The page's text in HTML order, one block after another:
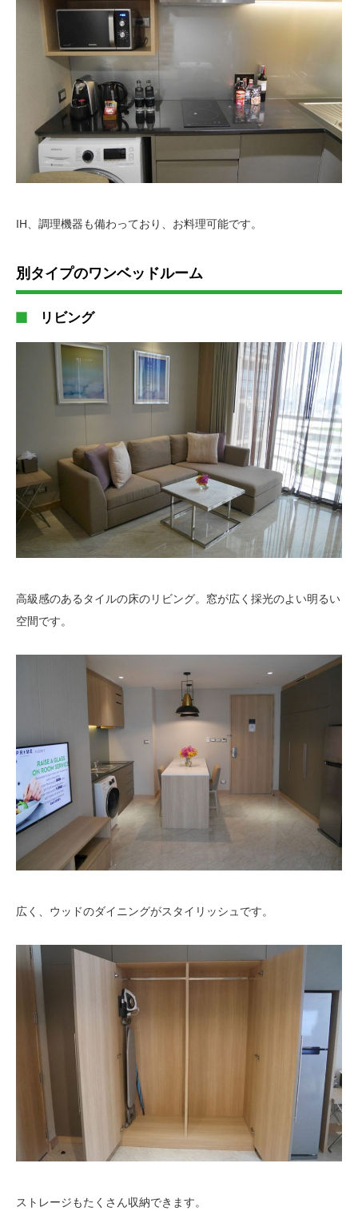
IH、調理機器も備わっており、お料理可能です。
別タイプのワンベッドルーム
リビング
高級感のあるタイルの床のリビング。窓が広く採光のよい明るい
空間です。
広く、ウッドのダイニングがスタイリッシュです。
ストレージもたくさん収納できます。